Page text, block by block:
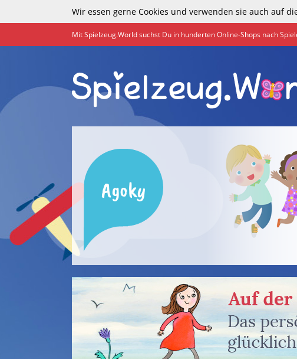
Wir essen gerne Cookies und verwenden sie auch auf
Mit Spielzeug.World suchst Du in hunderten Online-Shops nach
Agoky